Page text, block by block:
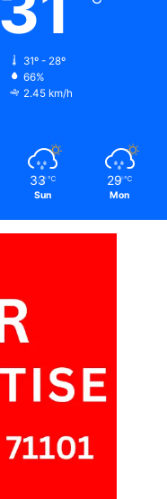
31º - 28º
66%
2.45 km/h
33 ℃
Sun
29 ℃
Mon